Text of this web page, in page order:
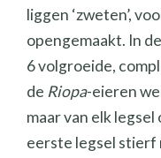
liggen ‘zweten’,
opengemaakt. In de
6 volgroeide,
de Riopa-eieren
maar van elk
eerste legsel stierf